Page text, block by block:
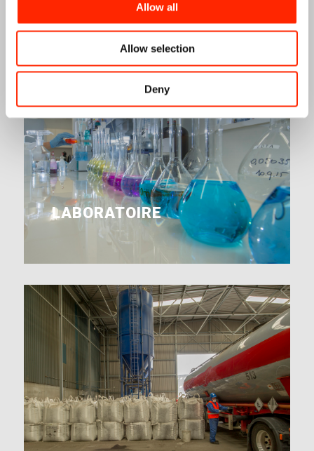
Allow all
Allow selection
Deny
LABORATOIRE